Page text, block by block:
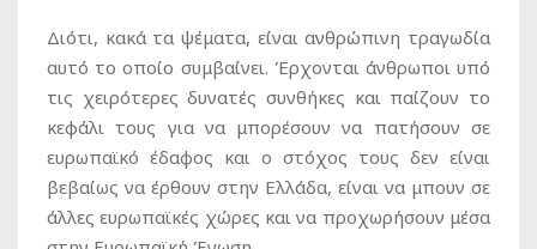
Διότι, κακά τα ψέματα, είναι ανθρώπινη τραγωδία
αυτό το οποίο συμβαίνει. Έρχονται άνθρωποι υπό
τις χειρότερες δυνατές συνθήκες και παίζουν το
κεφάλι τους για να μπορέσουν να πατήσουν σε
ευρωπαϊκό έδαφος και ο στόχος τους δεν είναι
βεβαίως να έρθουν στην Ελλάδα, είναι να μπουν σε
άλλες ευρωπαϊκές χώρες και να προχωρήσουν μέσα